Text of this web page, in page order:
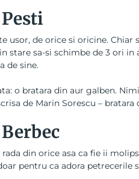
usor, de orice si oricine.
stare sa-si schimbe de 3 ori
de sine.
o bratara din aur galben.
de Marin Sorescu – bratara
rada din orice asa ca fie ii
pentru ca adora petrecerile